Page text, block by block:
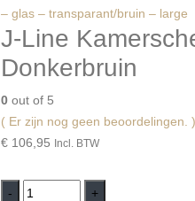
– glas – transparant/bruin – large
J-Line
Donkerbruin
0 out of 5
( Er zijn nog geen beoordelingen. )
€ 106,95 Incl. BTW
-
+